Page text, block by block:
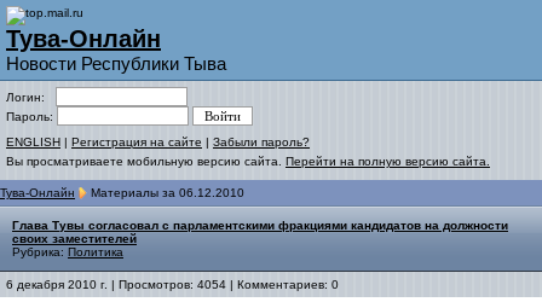
Тува-Онлайн
Новости Республики Тыва
Логин:
Пароль:
ENGLISH | Регистрация на сайте | Забыли пароль?
Вы просматриваете мобильную версию сайта. Перейти на полную версию сайта.
Тува-Онлайн Материалы за 06.12.2010
Глава Тувы согласовал с парламентскими фракциями кандидатов на должности
своих заместителей
Рубрика: Политика
6 декабря 2010 г. | Просмотров: 4054 | Комментариев: 0